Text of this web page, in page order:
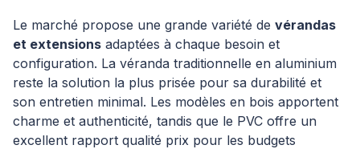
Le marché propose une grande variété de vérandas
et extensions adaptées à chaque besoin et
configuration. La véranda traditionnelle en aluminium
reste la solution la plus prisée pour sa durabilité et
son entretien minimal. Les modèles en bois apportent
charme et authenticité, tandis que le PVC offre un
excellent rapport qualité prix pour les budgets